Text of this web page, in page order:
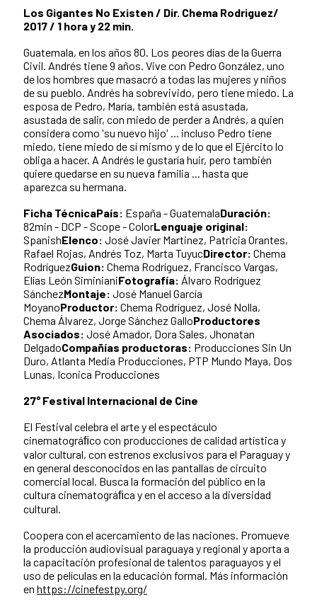
Los Gigantes No Existen / Dir. Chema Rodriguez/
2017 / 1 hora y 22 min.
Guatemala, en los años 80. Los peores días de la Guerra
Civil. Andrés tiene 9 años. Vive con Pedro González, uno
de los hombres que masacró a todas las mujeres y niños
de su pueblo. Andrés ha sobrevivido, pero tiene miedo. La
esposa de Pedro, María, también está asustada,
asustada de salir, con miedo de perder a Andrés, a quien
considera como 'su nuevo hijo' ... incluso Pedro tiene
miedo, tiene miedo de sí mismo y de lo que el Ejército lo
obliga a hacer. A Andrés le gustaría huir, pero también
quiere quedarse en su nueva familia ... hasta que
aparezca su hermana.
Ficha TécnicaPaís: España - GuatemalaDuración:
82min - DCP - Scope - ColorLenguaje original:
SpanishElenco: José Javier Martinez, Patricia Orantes,
Rafael Rojas, Andrés Toz, Marta TuyucDirector: Chema
RodríguezGuion: Chema Rodríguez, Francisco Vargas,
Elías León SiminianiFotografía: Álvaro Rodríguez
SánchezMontaje: José Manuel García
MoyanoProductor: Chema Rodríguez, José Nolla,
Chema Álvarez, Jorge Sánchez GalloProductores
Asociados: José Amador, Dora Sales, Jhonatan
DelgadoCompañías productoras: Producciones Sin Un
Duro, Atlanta Media Producciones, PTP Mundo Maya, Dos
Lunas, Iconica Producciones
27° Festival Internacional de Cine
El Festival celebra el arte y el espectáculo
cinematográﬁco con producciones de calidad artística y
valor cultural, con estrenos exclusivos para el Paraguay y
en general desconocidos en las pantallas de circuito
comercial local. Busca la formación del público en la
cultura cinematográﬁca y en el acceso a la diversidad
cultural.
Coopera con el acercamiento de las naciones. Promueve
la producción audiovisual paraguaya y regional y aporta a
la capacitación profesional de talentos paraguayos y el
uso de películas en la educación formal. Más información
en https://cinefestpy.org/